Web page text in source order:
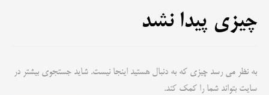
چیزی پیدا نشد
به نظر می رسد چیزی که به دنبال هستید اینجا نیست. شاید جستجوی بیشتر در
سایت بتواند شما را کمک کند.